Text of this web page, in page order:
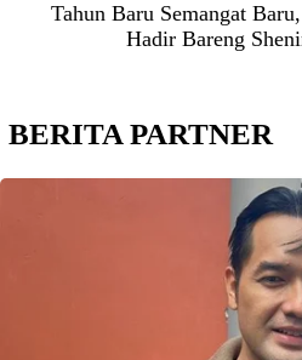
Tahun Baru Semangat
Hadir Bareng